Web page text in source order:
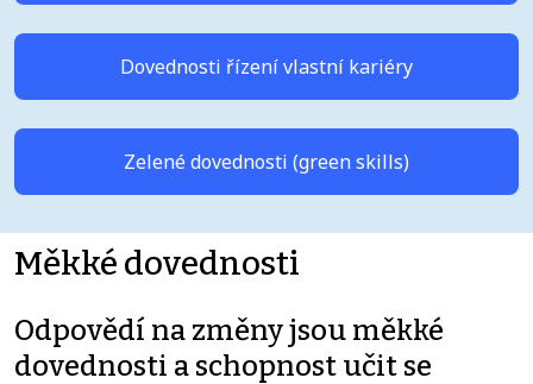
Dovednosti řízení vlastní kariéry
Zelené dovednosti (green skills)
Měkké dovednosti
Odpovědí na změny jsou měkké
dovednosti a schopnost učit se